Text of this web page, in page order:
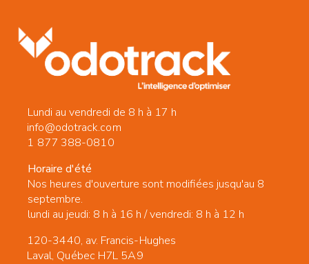
Lundi au vendredi de 8 h à 17 h
info@odotrack.com
1 877 388-0810
Horaire d'été
Nos heures d'ouverture sont modifiées jusqu'au 8
septembre.
lundi au jeudi: 8 h à 16 h / vendredi: 8 h à 12 h
120-3440, av. Francis-Hughes
Laval, Québec H7L 5A9